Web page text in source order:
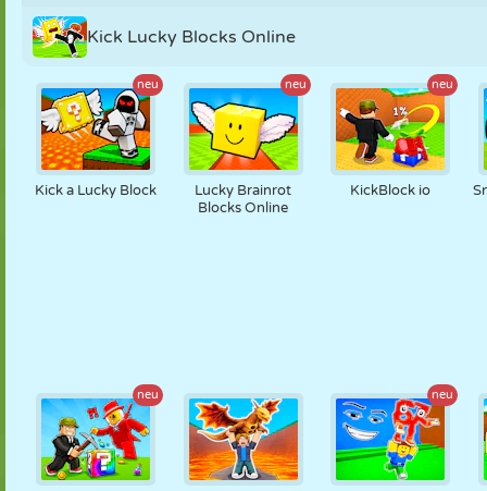
Kick Lucky Blocks Online
neu
Kick a Lucky Block
neu
Lucky Brainrot
Blocks Online
neu
KickBlock io
neu neu